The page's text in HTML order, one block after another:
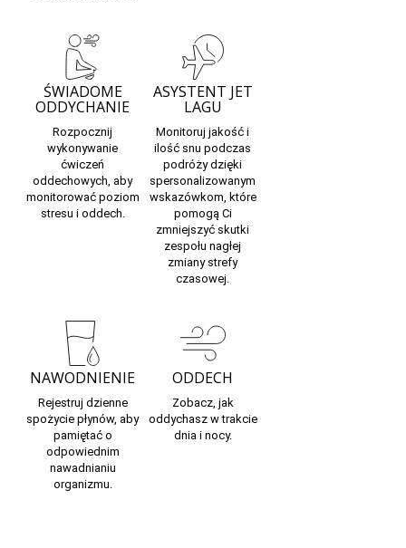
ŚWIADOME
ODDYCHANIE
Rozpocznij
wykonywanie
ćwiczeń
oddechowych, aby
monitorować poziom
stresu i oddech.
ASYSTENT JET
LAGU
Monitoruj jakość i
ilość snu podczas
podróży dzięki
spersonalizowanym
wskazówkom, które
pomogą Ci
zmniejszyć skutki
zespołu nagłej
zmiany strefy
czasowej.
NAWODNIENIE
Rejestruj dzienne
spożycie płynów, aby
pamiętać o
odpowiednim
nawadnianiu
organizmu.
ODDECH
Zobacz, jak
oddychaszw trakcie
dnia i nocy.